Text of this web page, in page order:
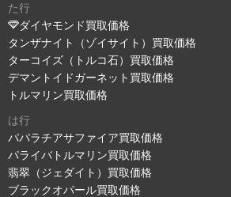
た行
ダイヤモンド買取価格
タンザナイト（ゾイサイト）買取価格
ターコイズ（トルコ石）買取価格
デマントイドガーネット買取価格
トルマリン買取価格
は行
パパラチアサファイア買取価格
パライバトルマリン買取価格
翡翠（ジェダイト）買取価格
ブラックオパール買取価格